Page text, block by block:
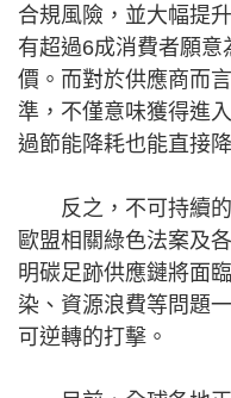
合規風險，並大幅提
有超過6成消費者願
價。而對於供應商而
準，不僅意味獲得進
過節能降耗也能直接
反之，不可持續的
歐盟相關綠色法案及
明碳足跡供應鏈將面
染、資源浪費等問題
可逆轉的打擊。